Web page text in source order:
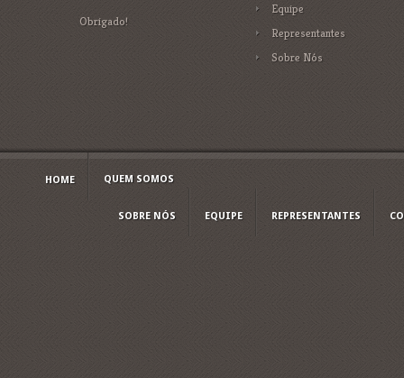
Obrigado!
Equipe
Representantes
Sobre Nós
HOME QUEM SOMOS
SOBRE NÓS EQUIPE REPRESENTANTES